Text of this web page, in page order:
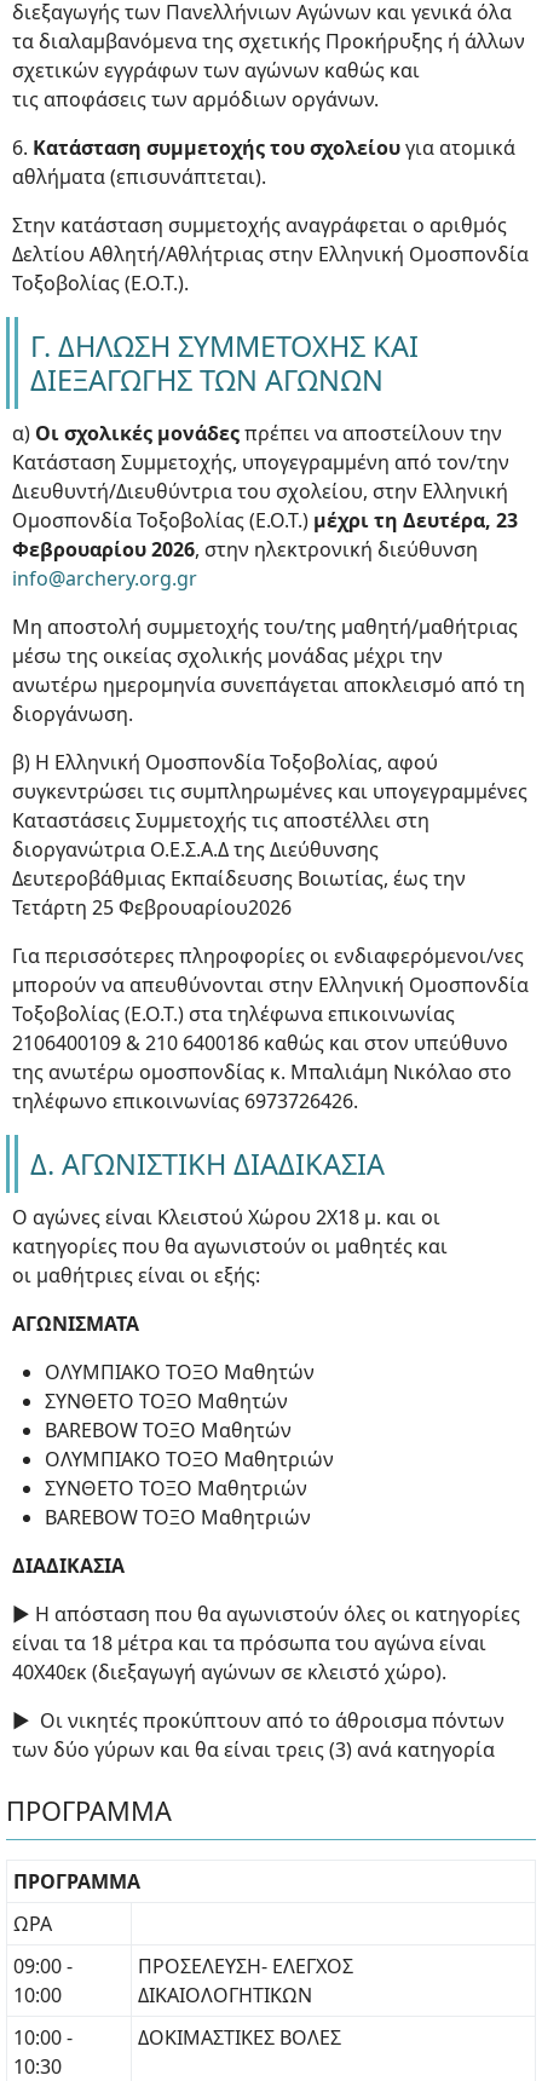
διεξαγωγής των Πανελλήνιων Αγώνων και γενικά όλα
τα διαλαμβανόμενα της σχετικής Προκήρυξης ή άλλων
σχετικών εγγράφων των αγώνων καθώς και
τις αποφάσεις των αρμόδιων οργάνων.
6. Κατάσταση συμμετοχής του σχολείουγια ατομικά
αθλήματα (επισυνάπτεται).
Στην κατάσταση συμμετοχής αναγράφεται ο αριθμός
Δελτίου Αθλητή/Αθλήτριας στην Ελληνική Ομοσπονδία
Τοξοβολίας (Ε.Ο.Τ.).
Γ. ΔΗΛΩΣΗ ΣΥΜΜΕΤΟΧΗΣ ΚΑΙ
ΔΙΕΞΑΓΩΓΗΣ ΤΩΝ ΑΓΩΝΩΝ
α) Οι σχολικές μονάδεςπρέπει να αποστείλουν την
Κατάσταση Συμμετοχής, υπογεγραμμένη από τον/την
Διευθυντή/Διευθύντρια του σχολείου, στην Ελληνική
Ομοσπονδία Τοξοβολίας (Ε.Ο.Τ.) μέχρι τη Δευτέρα, 23
Φεβρουαρίου 2026, στην ηλεκτρονική διεύθυνση
info@archery.org.gr
Μη αποστολή συμμετοχής του/της μαθητή/μαθήτριας
μέσω της οικείας σχολικής μονάδας μέχρι την
ανωτέρω ημερομηνία συνεπάγεται αποκλεισμό από τη
διοργάνωση.
β) Η Ελληνική Ομοσπονδία Τοξοβολίας, αφού
συγκεντρώσει τις συμπληρωμένες και υπογεγραμμένες
Καταστάσεις Συμμετοχής τις αποστέλλει στη
διοργανώτρια O.Ε.Σ.Α.Δ της Διεύθυνσης
Δευτεροβάθμιας Εκπαίδευσης Βοιωτίας, έως την
Τετάρτη 25 Φεβρουαρίου2026
Για περισσότερες πληροφορίες οι ενδιαφερόμενοι/νες
μπορούν να απευθύνονται στην Ελληνική Ομοσπονδία
Τοξοβολίας (Ε.Ο.Τ.) στα τηλέφωνα επικοινωνίας
2106400109 & 210 6400186 καθώς και στον υπεύθυνο
της ανωτέρω ομοσπονδίας κ. Μπαλιάμη Νικόλαο στο
τηλέφωνο επικοινωνίας 6973726426.
Δ. ΑΓΩΝΙΣΤΙΚΗ ΔΙΑΔΙΚΑΣΙΑ
Ο αγώνες είναι Κλειστού Χώρου 2Χ18 μ. και οι
κατηγορίες που θα αγωνιστούν οι μαθητές και
οι μαθήτριες είναι οι εξής:
ΑΓΩΝΙΣΜΑΤΑ
ΟΛΥΜΠΙΑΚΟ ΤΟΞΟ Μαθητών
ΣΥΝΘΕΤΟ ΤΟΞΟ Μαθητών
BAREBOW ΤΟΞΟ Μαθητών
ΟΛΥΜΠΙΑΚΟ ΤΟΞΟ Μαθητριών
ΣΥΝΘΕΤΟ ΤΟΞΟ Μαθητριών
BAREBOW ΤΟΞΟ Μαθητριών
ΔΙΑΔΙΚΑΣΙΑ
► Η απόσταση που θα αγωνιστούν όλες οι κατηγορίες
είναι τα 18 μέτρα και τα πρόσωπα του αγώνα είναι
40Χ40εκ (διεξαγωγή αγώνων σε κλειστό χώρο).
► Οι νικητές προκύπτουν από το άθροισμα πόντων
των δύο γύρων και θα είναι τρεις (3) ανά κατηγορία
ΠΡΟΓΡΑΜΜΑ
ΠΡΟΓΡΑΜΜΑ
ΩΡΑ
09:00 -
10:00
ΠΡΟΣΕΛΕΥΣΗ- ΕΛΕΓΧΟΣ
ΔΙΚΑΙΟΛΟΓΗΤΙΚΩΝ
10:00 -
10:30
ΔΟΚΙΜΑΣΤΙΚΕΣ ΒΟΛΕΣ